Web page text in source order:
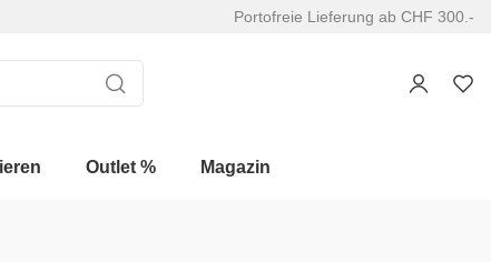
Portofreie Lieferung ab CHF 300.-
Outlet % Magazin